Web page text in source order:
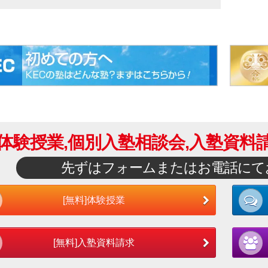
験授業,個別入塾相談会,入塾資料
先ずはフォームまたはお電話にて
[無料]体験授業
[無料]入塾資料請求